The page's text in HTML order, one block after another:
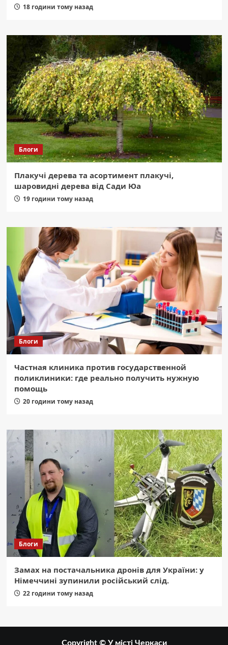
18 години тому назад
Блоги
Плакучі дерева та асортимент плакучі,
шаровидні дерева від Сади Юа
19 години тому назад
Блоги
Частная клиника против государственной
поликлиники: где реально получить нужную
помощь
20 години тому назад
Блоги
Замах на постачальника дронів для України: у
Німеччині зупинили російський слід.
22 години тому назад
Copyright © У місті Черкаси